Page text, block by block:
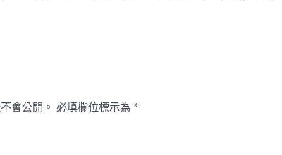
會公開。 必填欄位標示為 *